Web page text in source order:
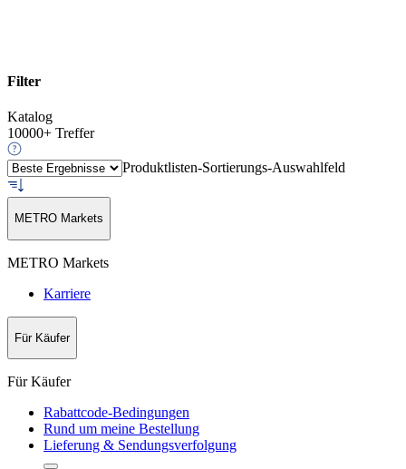
Filter
Katalog
10000+ Treffer
Produktlisten-Sortierungs-Auswahlfeld
METRO Markets
METRO Markets
Karriere
Für Käufer
Für Käufer
Rabattcode-Bedingungen
Rund um meine Bestellung
Lieferung & Sendungsverfolgung